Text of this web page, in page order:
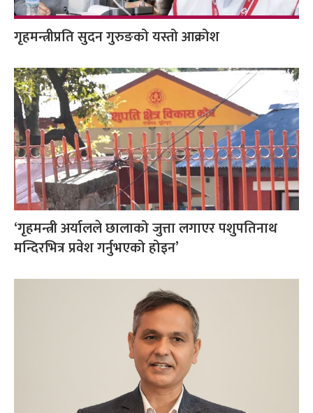
गृहमन्त्रीप्रति सुदन गुरुङको यस्तो आक्रोश
‘गृहमन्त्री अर्यालले छालाको जुत्ता लगाएर पशुपतिनाथ
मन्दिरभित्र प्रवेश गर्नुभएको होइन’